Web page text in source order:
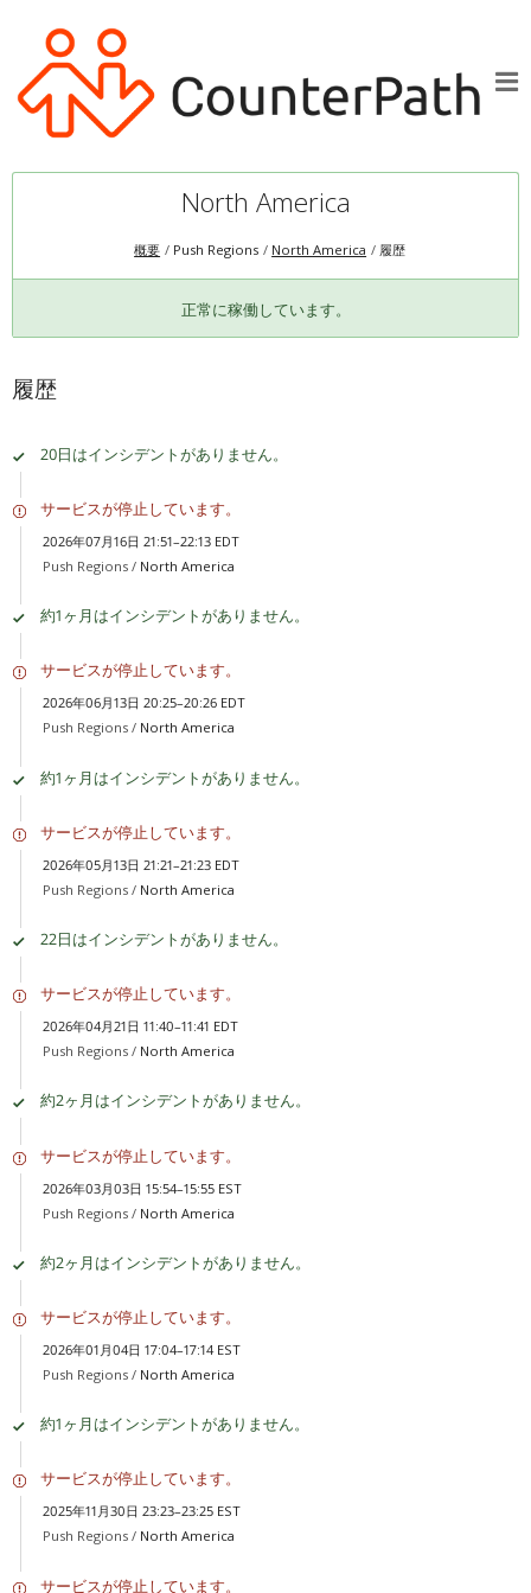
North America
概要 Push Regions North America 履歴
正常に稼働しています。
履歴
20日はインシデントがありません。
サービスが停止しています。
2026年07月16日 21:51–22:13 EDT
Push Regions / North America
約1ヶ月はインシデントがありません。
サービスが停止しています。
2026年06月13日 20:25–20:26 EDT
Push Regions / North America
約1ヶ月はインシデントがありません。
サービスが停止しています。
2026年05月13日 21:21–21:23 EDT
Push Regions / North America
22日はインシデントがありません。
サービスが停止しています。
2026年04月21日 11:40–11:41 EDT
Push Regions / North America
約2ヶ月はインシデントがありません。
サービスが停止しています。
2026年03月03日 15:54–15:55 EST
Push Regions / North America
約2ヶ月はインシデントがありません。
サービスが停止しています。
2026年01月04日 17:04–17:14 EST
Push Regions / North America
約1ヶ月はインシデントがありません。
サービスが停止しています。
2025年11月30日 23:23–23:25 EST
Push Regions / North America
サービスが停止しています。